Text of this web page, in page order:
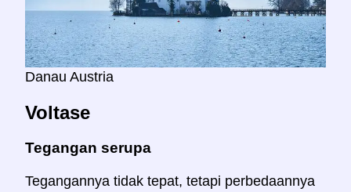
Danau Austria
Voltase
Tegangan serupa
Tegangannya tidak tepat, tetapi perbedaannya